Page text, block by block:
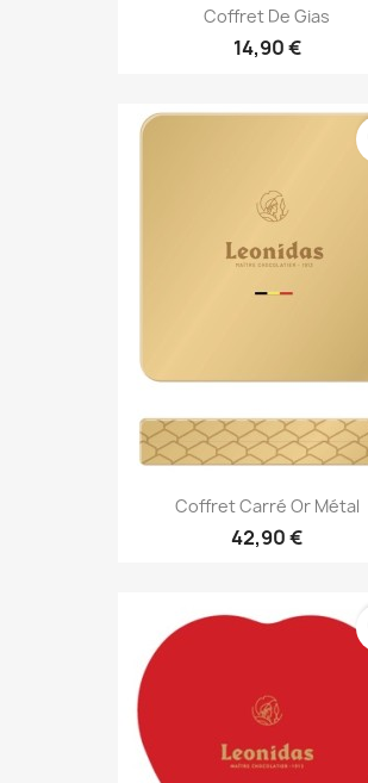
Coffret De Gias
14,90 €
Coffret Carré Or Métal
42,90 €